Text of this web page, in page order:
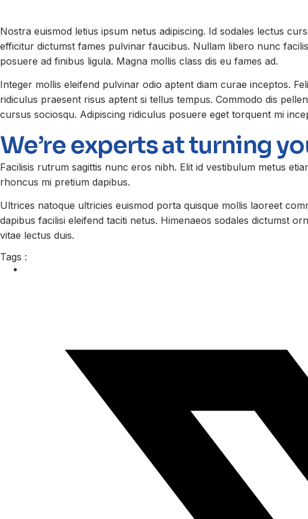
Nostra euismod letius ipsum netus adipiscing. Id sodales lectus
efficitur dictumst fames pulvinar faucibus. Nullam libero nunc
posuere ad finibus ligula. Magna mollis class dis eu fames ad.
Integer mollis eleifend pulvinar odio aptent diam curae inceptos.
ridiculus praesent risus aptent si tellus tempus. Commodo dis
cursus sociosqu. Adipiscing ridiculus posuere eget torquent mi
We’re experts at turning
Facilisis rutrum sagittis nunc eros nibh. Elit id vestibulum metus
rhoncus mi pretium dapibus.
Ultrices natoque ultricies euismod porta quisque mollis laoreet
dapibus facilisi eleifend taciti netus. Himenaeos sodales dictumst
vitae lectus duis.
Tags :